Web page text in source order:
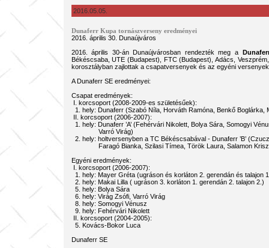
2016.05.05.
Dunaferr Kupa tornászverseny eredményei
2016. április 30. Dunaújváros
2016. április 30-án Dunaújvárosban rendezték meg a
Békéscsaba, UTE (Budapest), FTC (Budapest), Adács,
korosztályban zajlottak a csapatversenyek és az egyéni
A Dunaferr SE eredményei:
Csapat eredmények:
I. korcsoport (2008-2009-es születésűek):
1. hely: Dunaferr (Szabó Níla, Horváth Ramóna, Benkő Boglárka,
II. korcsoport (2006-2007):
1. hely: Dunaferr ’A’ (Fehérvári Nikolett, Bolya Sára, Somogyi
Varró Virág)
2. hely: holtversenyben a TC Békéscsabával - Dunaferr ’B’
Faragó Bianka, Szilasi Tímea, Török Laura, Salamon
Egyéni eredmények:
I. korcsoport (2006-2007):
1. hely: Mayer Gréta (ugráson és korláton 2. gerendán és talajon
2. hely: Makai Lilla ( ugráson 3. korláton 1. gerendán 2. talajon 2.)
5. hely: Bolya Sára
6. hely: Virág Zsófi, Varró Virág
8. hely: Somogyi Vénusz
9. hely: Fehérvári Nikolett
II. korcsoport (2004-2005):
5. Kovács-Bokor Luca
Dunaferr SE